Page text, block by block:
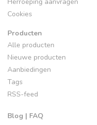
Cookies
Producten
Alle producten
Nieuwe producten
Aanbiedingen
Tags
RSS-feed
Blog | FAQ